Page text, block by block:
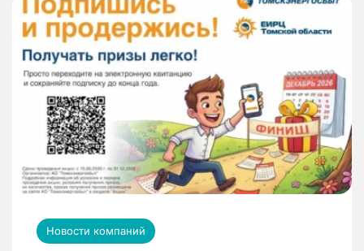
Новости компаний